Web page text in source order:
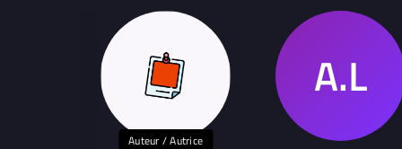
Auteur / Autrice